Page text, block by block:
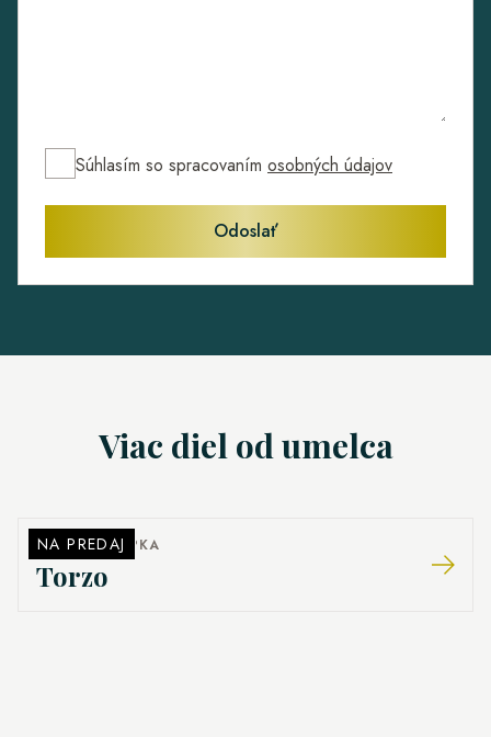
Súhlasím so spracovaním osobných údajov
Odoslať
Viac diel od umelca
NA PREDAJ
MARTIN ŠČEPKA
Torzo